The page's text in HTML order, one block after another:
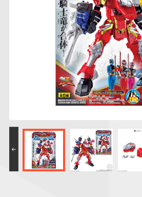
仮面ライダーシリー
PROJECT R.E.D.・
スーパー戦隊シリー
ズ
ガンダムシリーズ
ポケットモンスター
キャラパキ
つりグミ
にふぉるめーしょん
＆スクエアシール
SMPシリーズ